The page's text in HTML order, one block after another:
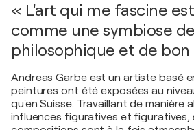
« L'art qui me fascine
comme une symbiose
philosophique et de bon
Andreas Garbe est un artiste basé
peintures ont été exposées au
qu'en Suisse. Travaillant de manière
influences figuratives et figuratives,